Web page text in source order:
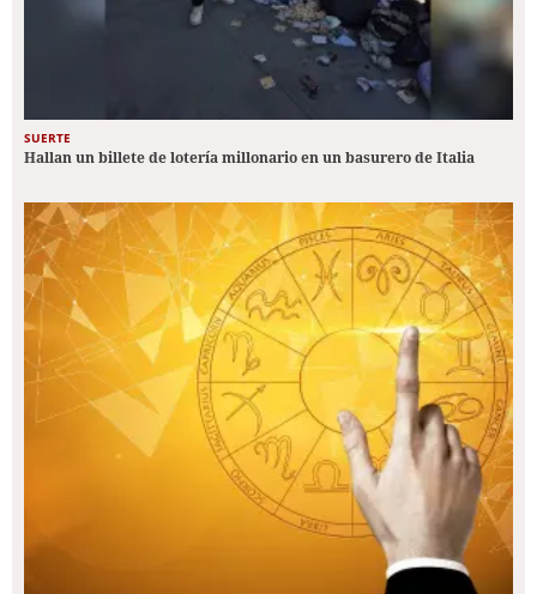
SUERTE
Hallan un billete de lotería millonario en un basurero de Italia